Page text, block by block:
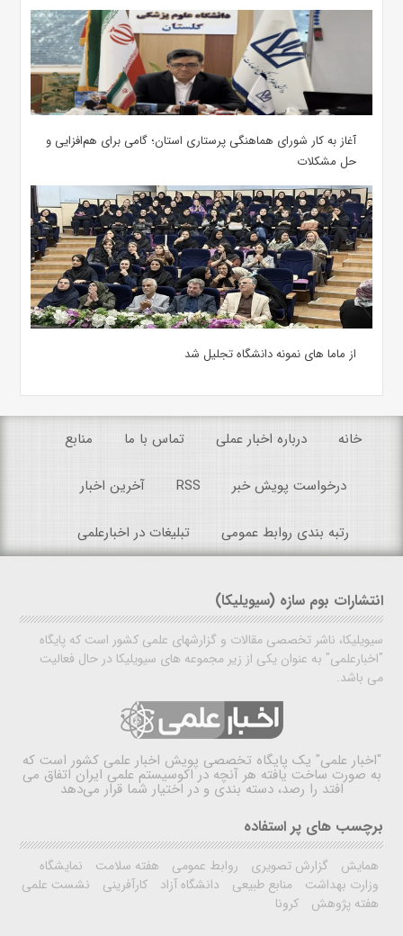
آغاز به کار شورای هماهنگی پرستاری استان؛ گامی برای هم‌افزایی و
حل مشکلات
از ماما های نمونه دانشگاه تجلیل شد
خانه درباره اخبار عملی تماس با ما منابع
درخواست پویش خبر RSS آخرین اخبار
رتبه بندی روابط عمومی تبلیغات در اخبارعلمی
انتشارات بوم سازه (سیویلیکا)
سیویلیکا، ناشر تخصصی مقالات و گزارشهای علمی کشور است که پایگاه
"اخبارعلمی" به عنوان یکی از زیر مجموعه های سیویلیکا در حال فعالیت
می باشد.
"اخبار علمی" یک پایگاه تخصصی پویش اخبار علمی کشور است که
به صورت ساخت یافته هر آنچه در اکوسیستم علمی ایران اتفاق می
افتد را رصد، دسته بندی و در اختیار شما قرار می‌دهد
برچسب های پر استفاده
همایش گزارش تصویری روابط عمومی هفته سلامت
نمایشگاه
وزارت بهداشت
منابع طبیعی دانشگاه آزاد کارآفرینی
نشست علمی
هفته پژوهش
کرونا